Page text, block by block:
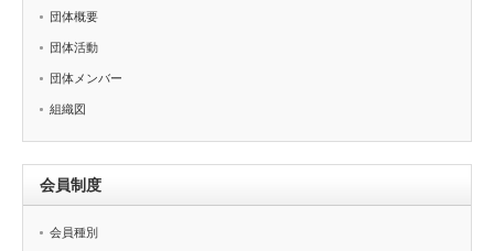
団体概要
団体活動
団体メンバー
組織図
会員制度
会員種別